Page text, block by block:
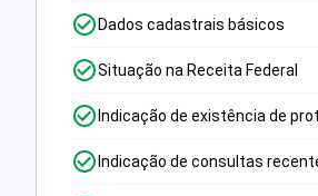
Dados cadastrais básicos
Situação na Receita Federal
Indicação de existência de
Indicação de consultas